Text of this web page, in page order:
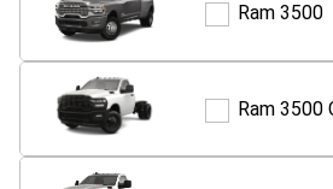
Ram 3500
Ram
Ram 3500